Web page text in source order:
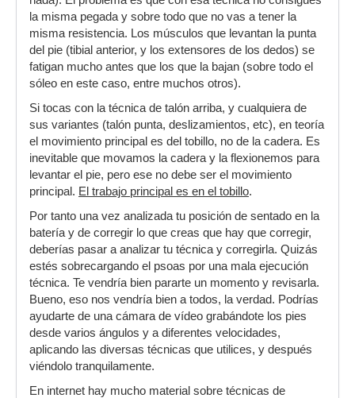
la misma pegada y sobre todo que no vas a tener la
misma resistencia. Los músculos que levantan la punta
del pie (tibial anterior, y los extensores de los dedos) se
fatigan mucho antes que los que la bajan (sobre todo el
sóleo en este caso, entre muchos otros).
Si tocas con la técnica de talón arriba, y cualquiera de
sus variantes (talón punta, deslizamientos, etc), en teoría
el movimiento principal es del tobillo, no de la cadera. Es
inevitable que movamos la cadera y la flexionemos para
levantar el pie, pero ese no debe ser el movimiento
principal. El trabajo principal es en el tobillo.
Por tanto una vez analizada tu posición de sentado en la
batería y de corregir lo que creas que hay que corregir,
deberías pasar a analizar tu técnica y corregirla. Quizás
estés sobrecargando el psoas por una mala ejecución
técnica. Te vendría bien pararte un momento y revisarla.
Bueno, eso nos vendría bien a todos, la verdad. Podrías
ayudarte de una cámara de vídeo grabándote los pies
desde varios ángulos y a diferentes velocidades,
aplicando las diversas técnicas que utilices, y después
viéndolo tranquilamente.
En internet hay mucho material sobre técnicas de